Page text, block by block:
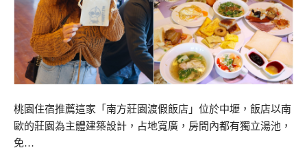
桃園住宿推薦這家「南方莊園渡假飯店」位於中壢，飯店以南
歐的莊園為主體建築設計，占地寬廣，房間內都有獨立湯池，
免…